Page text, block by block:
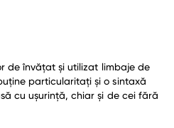
de învățat și utilizat limbaje de
particularitați și o sintaxă
cu ușurință, chiar și de cei fără